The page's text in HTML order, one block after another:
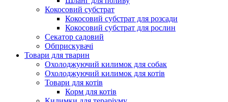
Кокосовий субстрат
Кокосовий субстрат для розсади
Кокосовий субстрат для рослин
Секатор садовий
Обприскувачі
Товари для тварин
Охолоджуючий килимок для собак
Охолоджуючий килимок для котів
Товари для котів
Корм для котів